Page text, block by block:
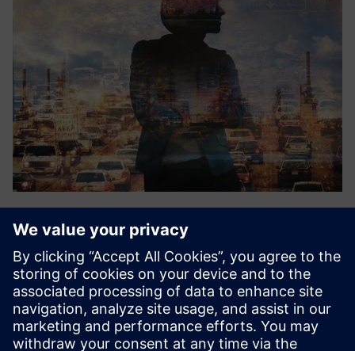
IAQ sensor technologies
Siemensove stranke, ki iščejo modularno rešitev senzorja
IAQ, lahko izkoristijo ponudbo senzorske platforme Flair
IAQ ThinkLite. Siemens in ThinkLite bosta ustvarila
integracijo, ki našim strankam omogoča spremljanje,
beleženje in...